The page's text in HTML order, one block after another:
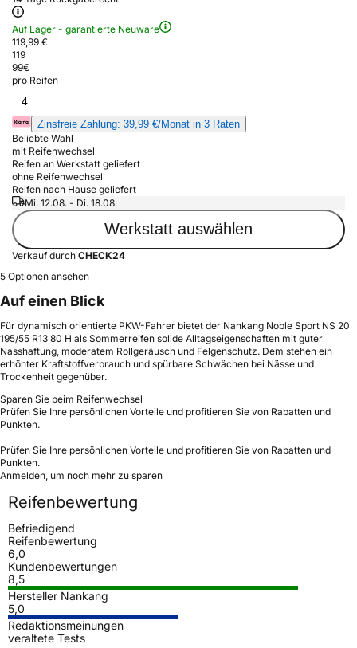
Auf Lager - garantierte Neuware
119,99 €
119
99€
pro Reifen
4
Zinsfreie Zahlung: 39,99 €/Monat in 3 Raten
Beliebte Wahl
mit Reifenwechsel
Reifen an Werkstatt geliefert
ohne Reifenwechsel
Reifen nach Hause geliefert
Mi. 12.08. - Di. 18.08.
Werkstatt auswählen
Verkauf durch CHECK24
5 Optionen ansehen
Auf einen Blick
Für dynamisch orientierte PKW-Fahrer bietet der Nankang Noble Sport NS 20
195/55 R13 80 H als Sommerreifen solide Alltagseigenschaften mit guter
Nasshaftung, moderatem Rollgeräusch und Felgenschutz. Dem stehen ein
erhöhter Kraftstoffverbrauch und spürbare Schwächen bei Nässe und
Trockenheit gegenüber.
Sparen Sie beim Reifenwechsel
Prüfen Sie Ihre persönlichen Vorteile und profitieren Sie von Rabatten und
Punkten.
Prüfen Sie Ihre persönlichen Vorteile und profitieren Sie von Rabatten und
Punkten.
Anmelden, um noch mehr zu sparen
Reifenbewertung
Befriedigend
Reifenbewertung
6,0
Kundenbewertungen
8,5
Hersteller Nankang
5,0
Redaktionsmeinungen
veraltete Tests